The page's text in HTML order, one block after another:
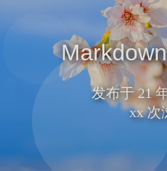
发布于21
xx次